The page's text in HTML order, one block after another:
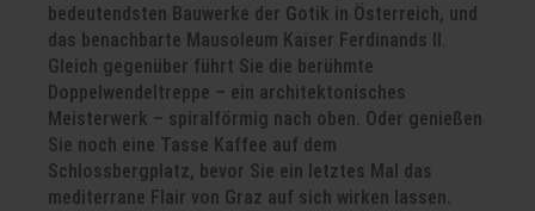
bedeutendsten Bauwerke der Gotik in Österreich, und
das benachbarte Mausoleum Kaiser Ferdinands II.
Gleich gegenüber führt Sie die berühmte
Doppelwendeltreppe – ein architektonisches
Meisterwerk – spiralförmig nach oben. Oder genießen
Sie noch eine Tasse Kaffee auf dem
Schlossbergplatz, bevor Sie ein letztes Mal das
mediterrane Flair von Graz auf sich wirken lassen.